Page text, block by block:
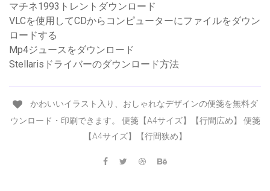
マチネ1993トレントダウンロード
VLCを使用してCDからコンピューターにファイルをダウン
ロードする
Mp4ジュースをダウンロード
Stellarisドライバーのダウンロード方法
かわいいイラスト入り、おしゃれなデザインの便箋を無料ダ
ウンロード・印刷できます。 便箋【A4サイズ】【行間広め】 便箋
【A4サイズ】【行間狭め】